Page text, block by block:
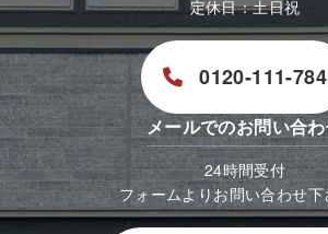
定休日：土日祝
0120-111-784
メールでのお問い合
24時間受付
フォームよりお問い合わせ